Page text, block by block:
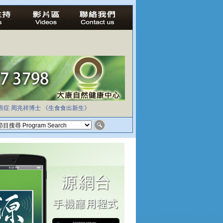
症 周兆祥博士 《生食食出新生》